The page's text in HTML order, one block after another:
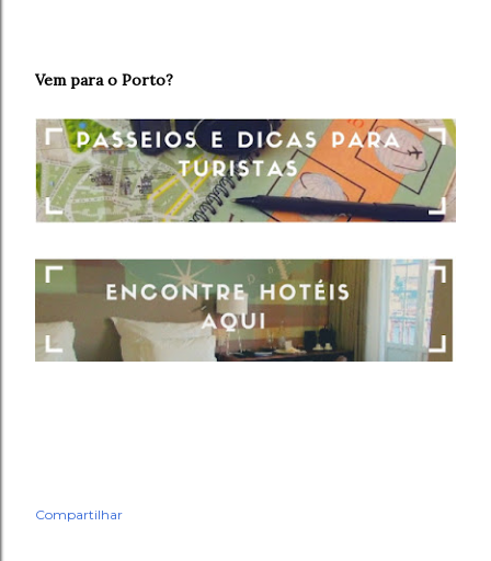
Vem para o Porto?
Compartilhar